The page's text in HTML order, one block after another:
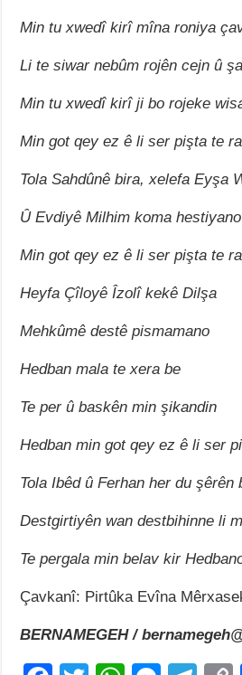
Min tu xwedî kirî mîna roniya
Li te siwar nebûm rojên cejn û
Min tu xwedî kirî ji bo rojeke
Min got qey ez ê li ser pişta te
Tola Sahdûnê bira, xelefa Eyşa
Û Evdiyê Milhim koma hestiyano
Min got qey ez ê li ser pişta te
Heyfa Çîloyê Îzolî kekê Dilşa
Mehkûmê destê pismamano
Hedban mala te xera be
Te per û baskên min şikandin
Hedban min got qey ez ê li ser
Tola Ibêd û Ferhan her du şêrên
Destgirtiyên wan destbihinne li
Te pergala min belav kir
Çavkanî: Pirtûka Evîna
BERNAMEGEH /
st
a
rw
ê
dî
m
e